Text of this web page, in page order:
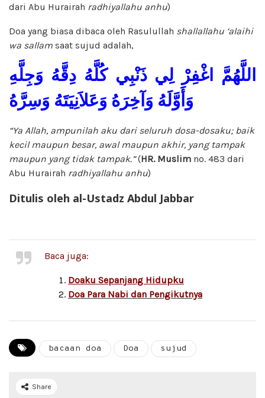
dari Abu Hurairah radhiyallahu anhu)
Doa yang biasa dibaca oleh Rasulullah shallallahu ‘alaihi
wa sallam saat sujud adalah,
اللَّهُمَّ اغْفِرْ لِي ذَنْبِي كُلَّهُ دِقَّهُ وَجِلَّهِ
وَأَوَّلَهُ وَآخِرَهُ وَعَلاَنِيَتَهُ وَسِرَّهُ
“Ya Allah, ampunilah aku dari seluruh dosa-dosaku; baik
kecil maupun besar, awal maupun akhir, yang tampak
maupun yang tidak tampak.”(HR. Muslim no. 483 dari
Abu Hurairah radhiyallahu anhu)
Ditulis oleh al-Ustadz Abdul Jabbar
Baca juga:
Doaku Sepanjang Hidupku
Doa Para Nabi dan Pengikutnya
bacaan doa Doa sujud
Share